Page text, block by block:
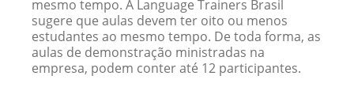
mesmo tempo. A Language Trainers Brasil
sugere que aulas devem ter oito ou menos
estudantes ao mesmo tempo. De toda forma, as
aulas de demonstração ministradas na
empresa, podem conter até 12 participantes.